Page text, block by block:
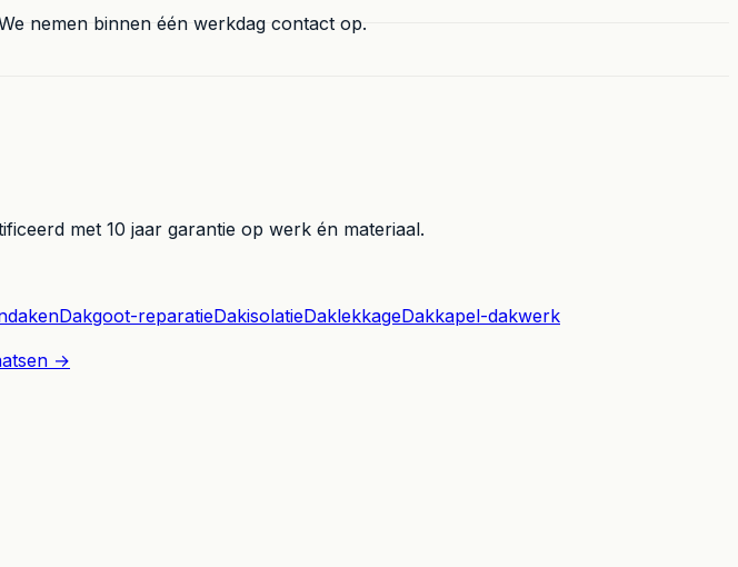
nemen binnen één werkdag contact op.
met 10 jaar garantie op werk én materiaal.
Dakgoot-reparatieDakisolatieDaklekkageDakkapel-dakwerk
→